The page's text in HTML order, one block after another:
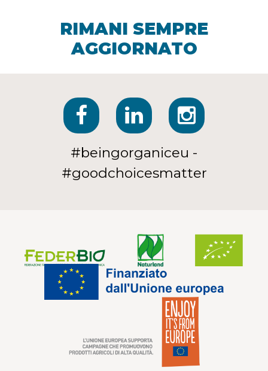
RIMANI SEMPRE
AGGIORNATO
#beingorganiceu -
#goodchoicesmatter